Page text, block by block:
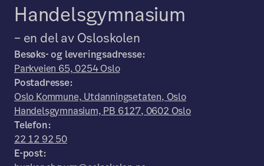
Handelsgymnasium
– en del av Osloskolen
Besøks- og leveringsadresse:
Parkveien 65, 0254 Oslo
Postadresse:
Oslo Kommune, Utdanningsetaten, Oslo
Handelsgymnasium, PB 6127, 0602 Oslo
Telefon:
22 12 92 50
E-post: